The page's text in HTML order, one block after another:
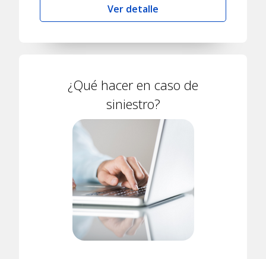
Ver detalle
¿Qué hacer en caso de
siniestro?